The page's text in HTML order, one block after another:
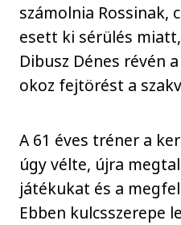
számolnia Rossinak,
esett ki sérülés
Dibusz Dénes révén
okoz fejtörést a
A 61 éves tréner a
úgy vélte, újra
játékukat és a
Ebben kulcsszerepe